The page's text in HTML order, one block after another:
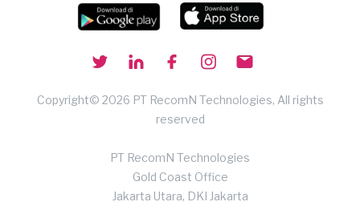
Copyright© 2026 PT RecomN Technologies, All rights
reserved
PT RecomN Technologies
Gold Coast Office
Jakarta Utara, DKI Jakarta